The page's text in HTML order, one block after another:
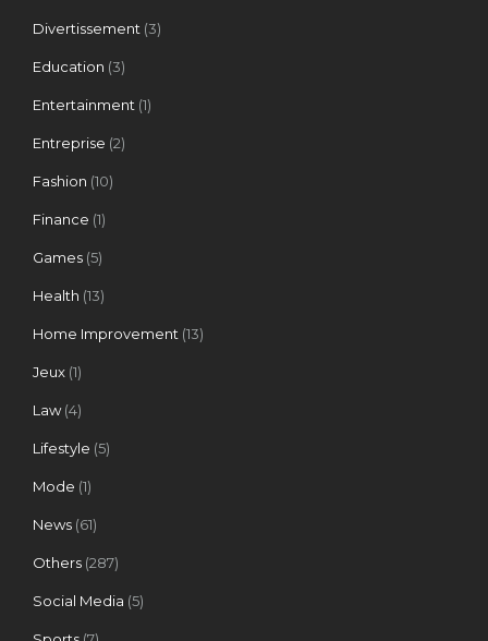
Divertissement (3)
Education (3)
Entertainment (1)
Entreprise (2)
Fashion (10)
Finance (1)
Games (5)
Health (13)
Home Improvement (13)
Jeux (1)
Law(4)
Lifestyle (5)
Mode (1)
News (61)
Others (287)
Social Media (5)